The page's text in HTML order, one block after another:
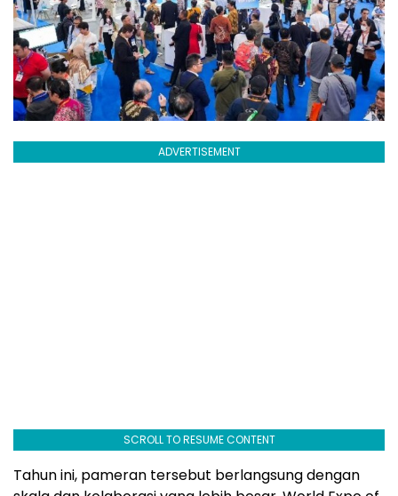
ADVERTISEMENT
SCROLL TO RESUME CONTENT
Tahun ini, pameran tersebut berlangsung dengan